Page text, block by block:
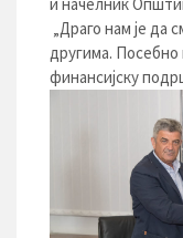
„Драго нам је да
другима.
финансијску